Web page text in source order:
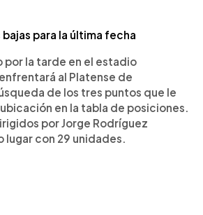
para la última fecha
por la tarde en el estadio
al Platense de
de los tres puntos que le
en la tabla de posiciones.
por Jorge Rodríguez
lugar con 29 unidades.